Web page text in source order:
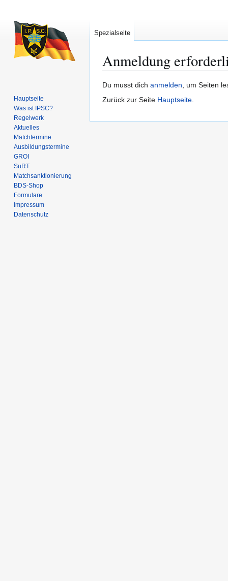
Anmeldung
Zur
Navigation
Zur
Suche
Du musst dich anmelden, um Seiten
Zurück zur Seite Hauptseite.
Spezialseite
Hauptseite
Was ist IPSC?
Regelwerk
Aktuelles
Matchtermine
Ausbildungs­termine
GROI
SuRT
Match­sanktionierung
BDS-Shop
Formulare
Impressum
Datenschutz